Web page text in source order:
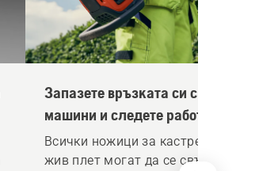
Запазете връзката си с Вашите
машини и следете работата им
Всички ножици за кастрене на
жив плет могат да се свързват